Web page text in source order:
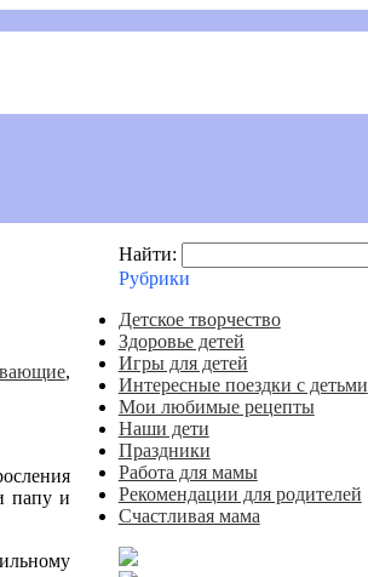
,
папу и
Найти:
Рубрики
Детское творчество
Здоровье детей
Игры для детей
Интересные поездки с детьми
Мои любимые рецепты
Наши дети
Праздники
Работа для мамы
Рекомендации для родителей
Счастливая мама